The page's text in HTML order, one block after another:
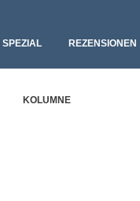
SPEZIAL REZENSIONEN
KOLUMNE